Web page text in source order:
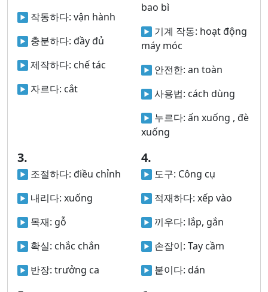
작동하다: vận hành
충분하다: đầy đủ
제작하다: chế tác
자르다: cắt
bao bì
기계 작동: hoạt động
máy móc
안전한: an toàn
사용법: cách dùng
누르다: ấn xuống , đè
xuống
3.
조절하다: điều chỉnh
내리다: xuống
목재: gỗ
확실: chắc chắn
반장: trưởng ca
4.
도구: Công cụ
적재하다: xếp vào
끼우다: lắp, gắn
손잡이: Tay cầm
붙이다: dán